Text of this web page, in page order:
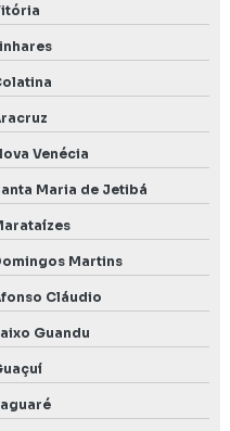
de combustíveis
de produtos
água subterrânea
Venécia
Maria de Jetibá
Martins
Cláudio
Guandu